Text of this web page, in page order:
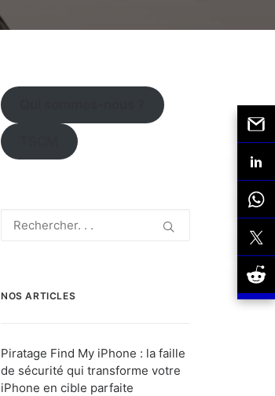
NOS ARTICLES
Piratage Find My iPhone : la faille
de sécurité qui transforme votre
iPhone en cible parfaite